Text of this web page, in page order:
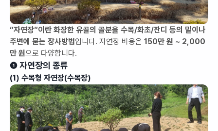
“자연장”이란 화장한 유골의 골분을 수목/화초/잔디 등의 밑이나
주변에 묻는 장사방법입니다. 자연장 비용은 150만 원 ~ 2,000
만 원으로 다양합니다.
❶ 자연장의 종류
(1) 수목형 자연장(수목장)